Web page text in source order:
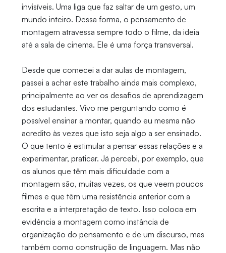
invisíveis. Uma liga que faz saltar de um gesto, um
mundo inteiro. Dessa forma, o pensamento de
montagem atravessa sempre todo o filme, da ideia
até a sala de cinema. Ele é uma força transversal.
Desde que comecei a dar aulas de montagem,
passei a achar este trabalho ainda mais complexo,
principalmente ao ver os desafios de aprendizagem
dos estudantes. Vivo me perguntando como é
possível ensinar a montar, quando eu mesma não
acredito às vezes que isto seja algo a ser ensinado.
O que tento é estimular a pensar essas relações e a
experimentar, praticar. Já percebi, por exemplo, que
os alunos que têm mais dificuldade com a
montagem são, muitas vezes, os que veem poucos
filmes e que têm uma resistência anterior com a
escrita e a interpretação de texto. Isso coloca em
evidência a montagem como instância de
organização do pensamento e de um discurso, mas
também como construção de linguagem. Mas não